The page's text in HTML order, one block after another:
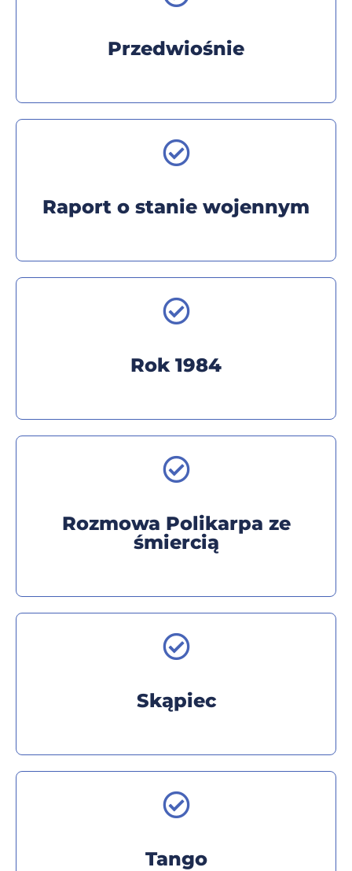
Przedwiośnie
Raport o stanie wojennym
Rok 1984
Rozmowa Polikarpa ze
śmiercią
Skąpiec
Tango